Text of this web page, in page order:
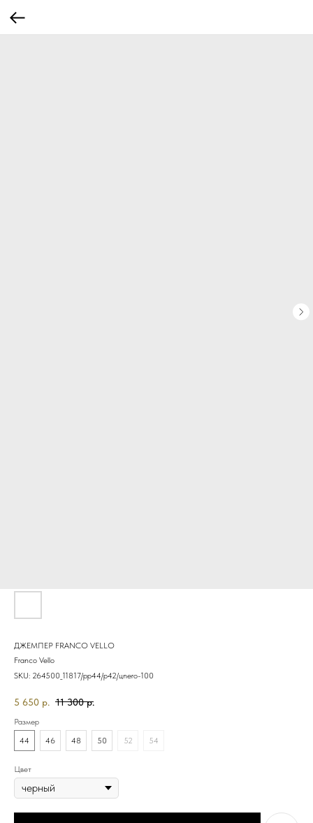
ДЖЕМПЕР FRANCO VELLO
Franco Vello
SKU: 264500_11817/рр44/р42/цnero-100
5 650 р. 11 300 р.
Размер
44
46 48 50 52 54
Цвет